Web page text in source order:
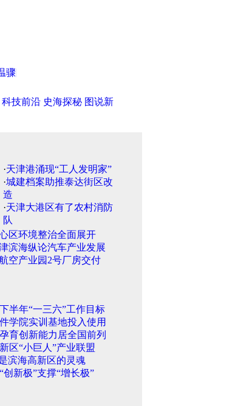
10℃
科技前沿 史海探秘 图说新
·天津港涌现“工人发明家”
·城建档案助推泰达街区改
造
·天津大港区有了农村消防
队
区环境整治全面展开
滨海纵论汽车产业发展
空产业园2号厂房交付
半年“一三六”工作目标
学院实训基地投入使用
育创新能力居全国前列
区“小巨人”产业联盟
滨海高新区的灵魂
创新极”支撑“增长极”